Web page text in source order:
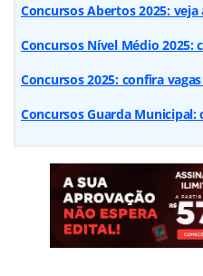
Concursos Abertos 2025: veja
Concursos Nível Médio 2025:
Concursos 2025: confira
Concursos Guarda Municipal: